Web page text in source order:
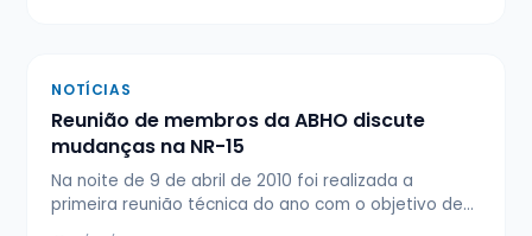
NOTÍCIAS
Reunião de membros da ABHO discute
mudanças na NR-15
Na noite de 9 de abril de 2010 foi realizada a
primeira reunião técnica do ano com o objetivo de…